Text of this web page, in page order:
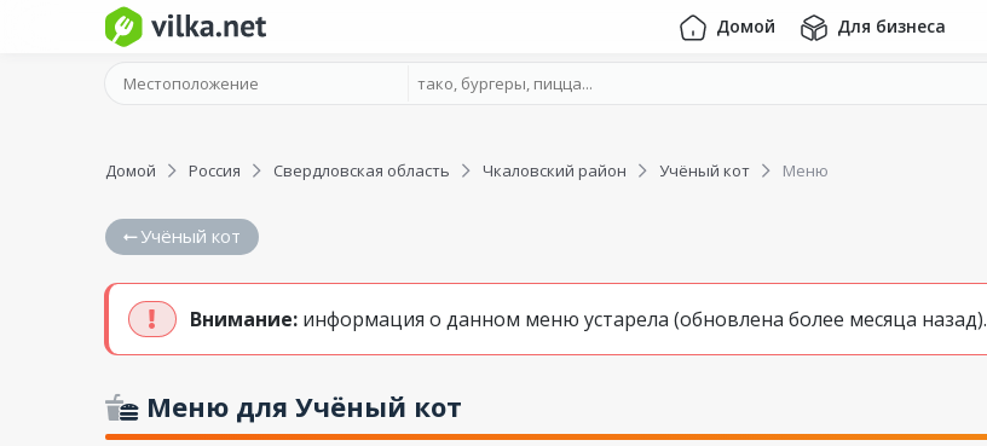
Домой Для бизнеса
Домой Россия Свердловская область Чкаловский район Учёный кот Меню
Учёный кот
Внимание: информация о данном меню устарела (обновлена более месяца назад).
Меню для Учёный кот